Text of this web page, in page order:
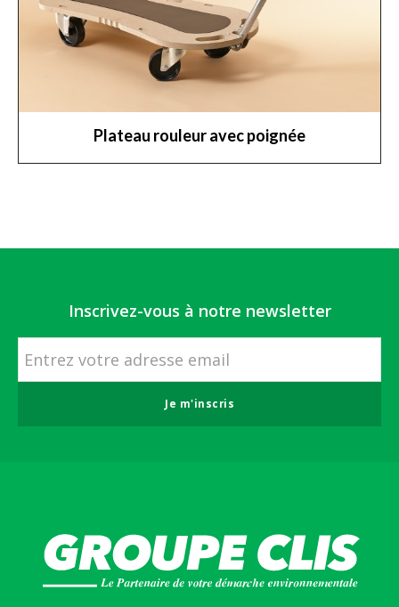
Plateau rouleur avec poignée
Inscrivez-vous à notre newsletter
Je m'inscris